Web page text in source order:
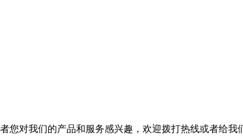
您对我们的产品和服务感兴趣，欢迎拨打热线或者给我